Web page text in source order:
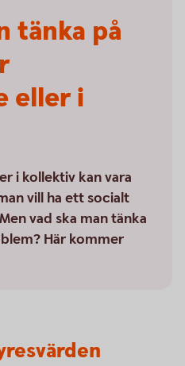
tänka på
eller i
i kollektiv kan vara
vill ha ett socialt
vad ska man tänka
Här kommer